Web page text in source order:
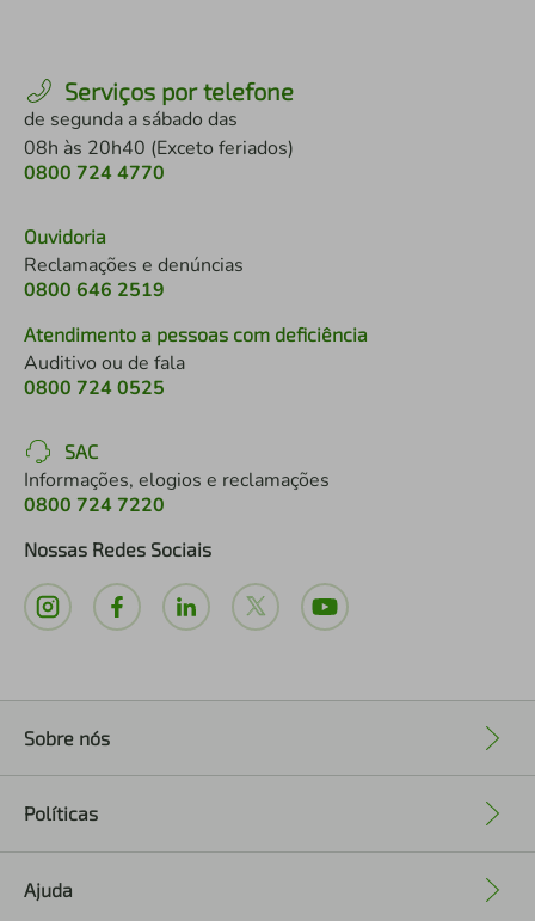
Serviços por telefone
de segunda a sábado das
08h às 20h40 (Exceto feriados)
0800 724 4770
Ouvidoria
Reclamações e denúncias
0800 646 2519
Atendimento a pessoas com deficiência
Auditivo ou de fala
0800 724 0525
SAC
Informações, elogios e reclamações
0800 724 7220
Nossas Redes Sociais
Sobre nós
Políticas
Ajuda